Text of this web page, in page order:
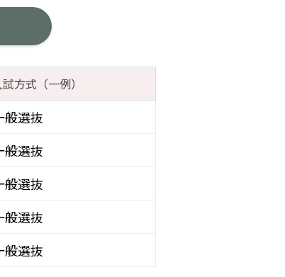
試方式（一例）
般選抜
般選抜
般選抜
般選抜
般選抜